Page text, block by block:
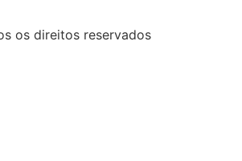
os direitos reservados